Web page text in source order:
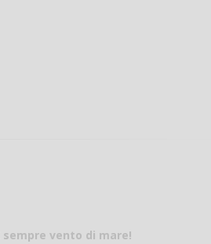
sempre vento di mare!